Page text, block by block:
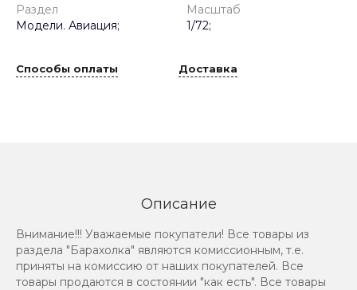
Раздел
Модели. Авиация;
Масштаб
1/72;
Способы оплаты Доставка
Описание
Внимание!!! Уважаемые покупатели! Все товары из
раздела "Барахолка" являются комиссионным, т.е.
приняты на комиссию от наших покупателей. Все
товары продаются в состоянии "как есть". Все товары